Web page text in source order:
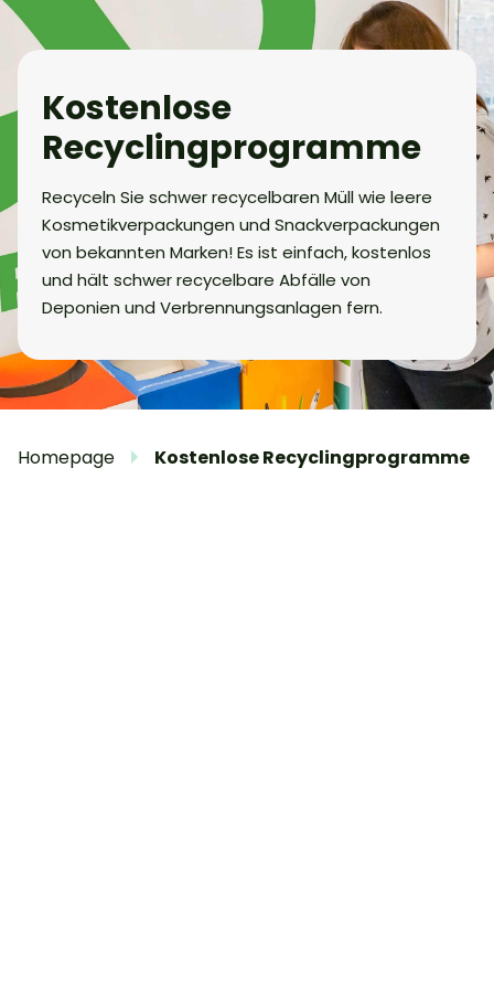
Kostenlose
Recyclingprogramme
Recyceln Sie schwer recycelbaren Müll wie leere
Kosmetikverpackungen und Snackverpackungen
von bekannten Marken! Es ist einfach, kostenlos
und hält schwer recycelbare Abfälle von
Deponien und Verbrennungsanlagen fern.
Homepage Kostenlose Recyclingprogramme